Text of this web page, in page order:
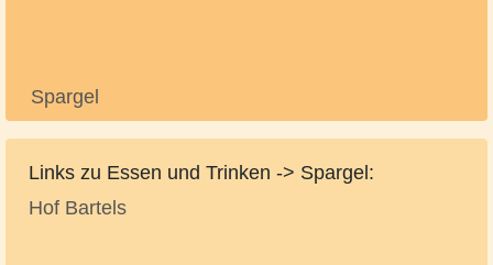
Spargel
Links zu Essen und Trinken -> Spargel:
Hof Bartels